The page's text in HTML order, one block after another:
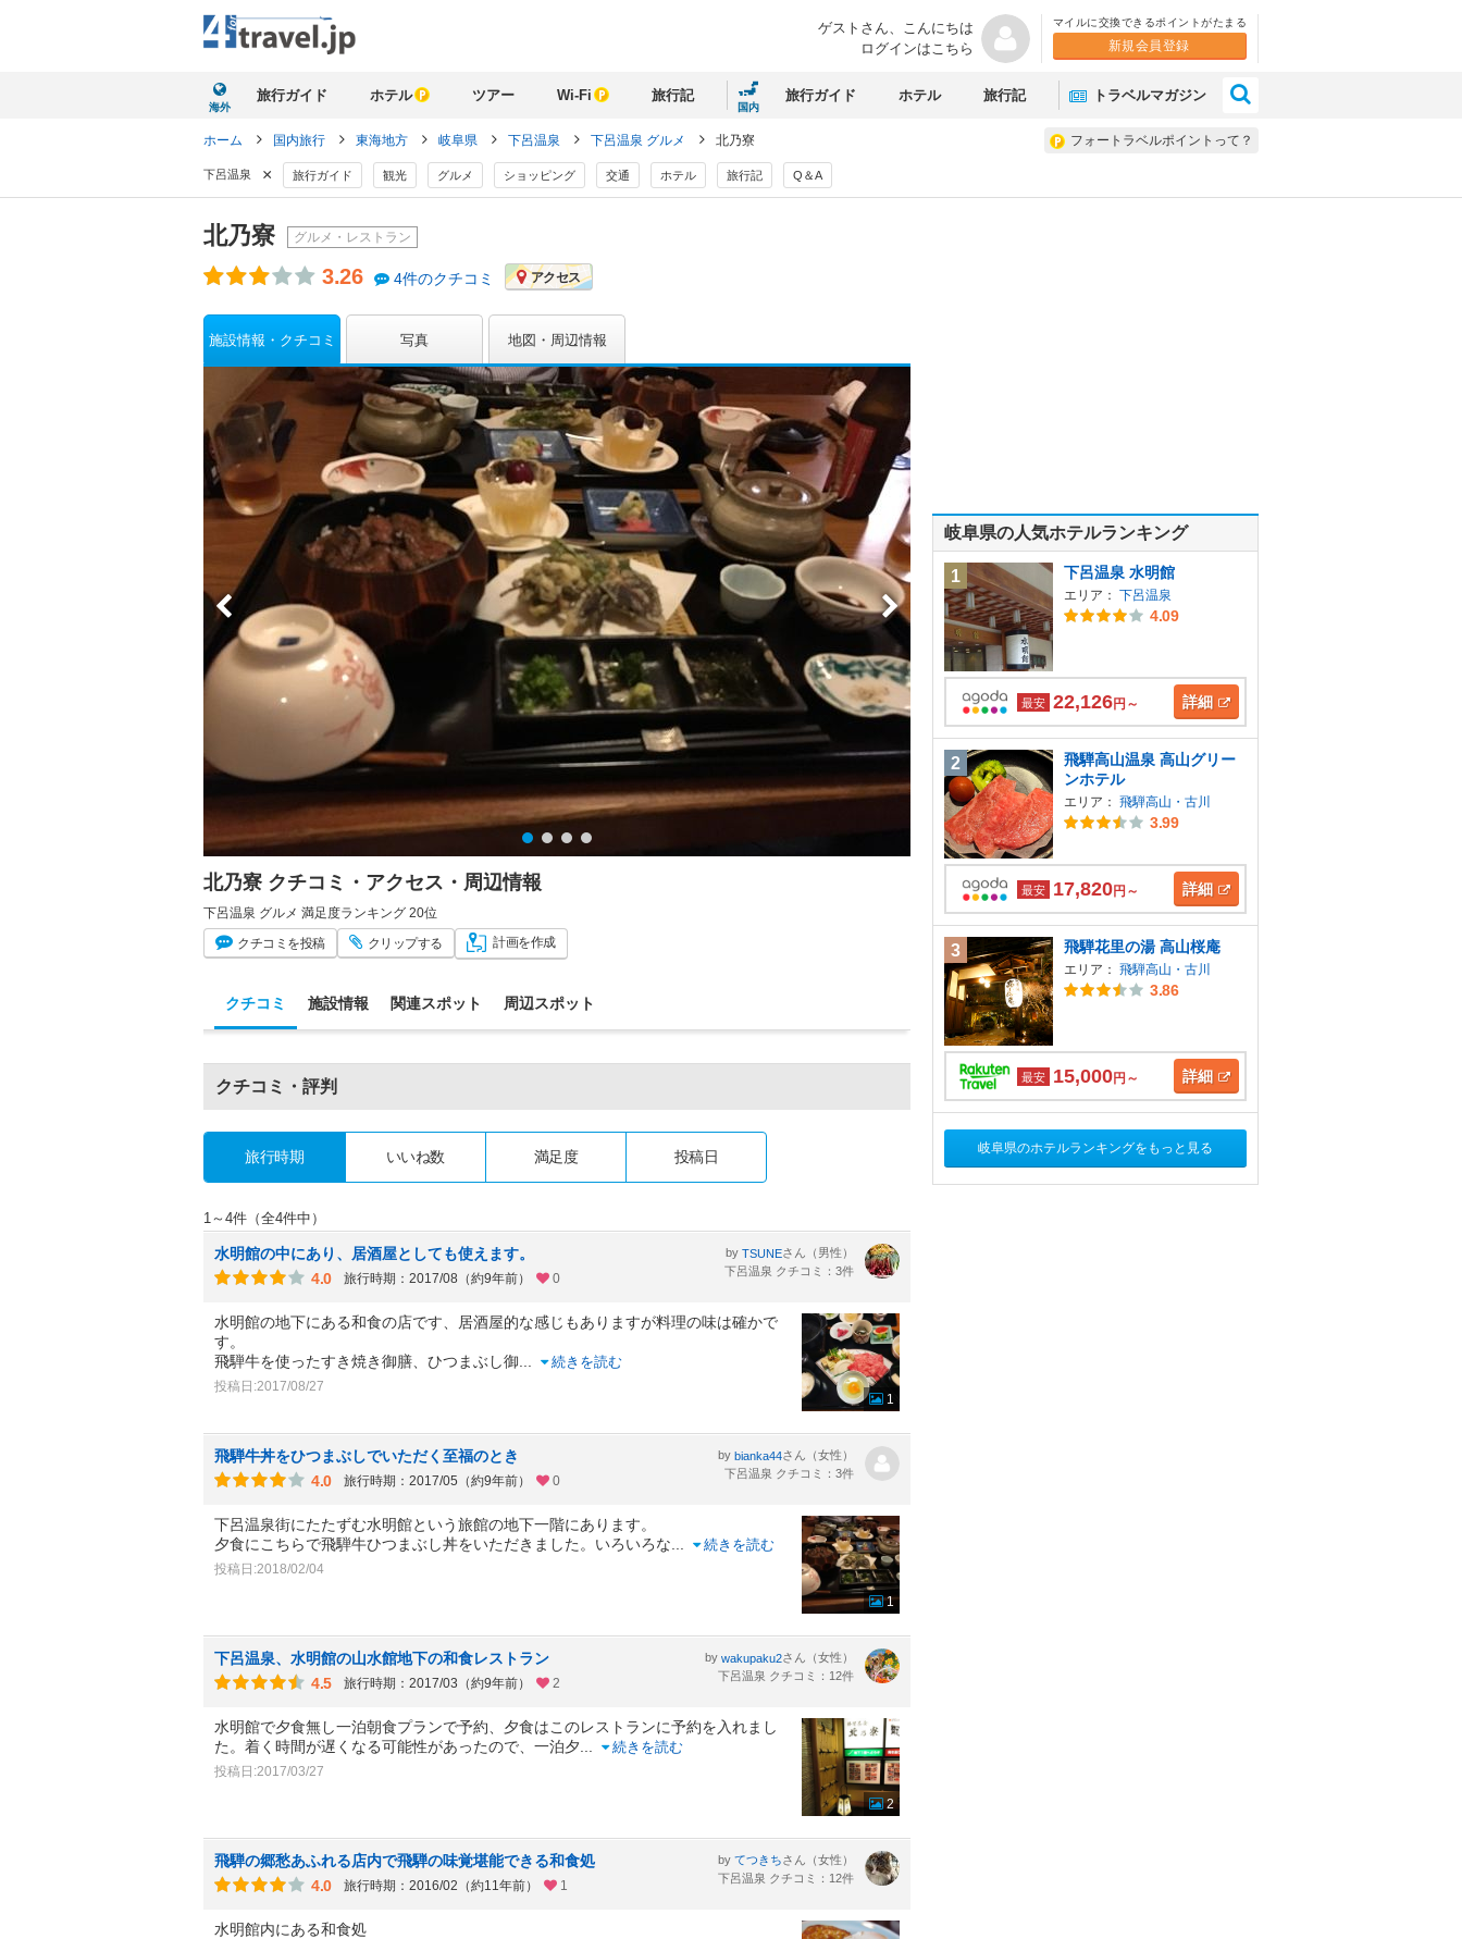
ゲストさん、 こんにちは
ログインはこちら
マイルに交換できるポイントがたまる
新規会員登録
海外
旅行ガイド ホテル ツアー Wi-Fi 旅行記
国内
旅行ガイド ホテル 旅行記 トラベルマガジン
フォートラベルポイントって？
ホーム 国内旅行 東海地方 岐阜県 下呂温泉 下呂温泉 グルメ 北乃寮
下呂温泉 × 旅行ガイド 観光 グルメ ショッピング 交通 ホテル 旅行記 Q＆A
北乃寮 グルメ・レストラン
3.26 4件のクチコミ アクセス
施設情報・クチコミ 写真 地図・周辺情報
北乃寮 クチコミ・アクセス・周辺情報
下呂温泉 グルメ 満足度ランキング 20位
クチコミ を投稿 クリップする 計画を作成
クチコミ 施設情報 関連スポット 周辺スポット
クチコミ・評判
旅行時期 いいね数 満足度 投稿日
1～4件（全4件中）
水明館の中にあり、居酒屋としても使えます。
4.0
旅行時期：2017/08（約9年前） 0
by TSUNEさん（男性）
下呂温泉 クチコミ：3件
水明館の地下にある和食の店です、居酒屋的な感じもありますが料理の味は確かで
す。
飛騨牛を使ったすき焼き御膳、ひつまぶし御
続きを読む
投稿日:2017/08/27
1
飛騨牛丼をひつまぶしでいただく至福のとき
4.0
旅行時期：2017/05（約9年前） 0
by bianka44さん（女性）
下呂温泉 クチコミ：3件
下呂温泉街にたたずむ水明館という旅館の地下一階にあります。
夕食にこちらで飛騨牛ひつまぶし丼をいただきました。いろいろな
続きを読む
投稿日:2018/02/04
1
下呂温泉、水明館の山水館地下の和食レストラン
4.5
旅行時期：2017/03（約9年前） 2
by wakupaku2さん（女性）
下呂温泉 クチコミ：12件
水明館で夕食無し一泊朝食プランで予約、夕食はこのレストランに予約を入れまし
た。着く時間が遅くなる可能性があったので、一泊夕
続きを読む
投稿日:2017/03/27
2
飛騨の郷愁あふれる店内で飛騨の味覚堪能できる和食処
4.0
旅行時期：2016/02（約11年前） 1
by てつきちさん（女性）
下呂温泉 クチコミ：12件
水明館内にある和食処
岐阜県の人気ホテルランキング
1 下呂温泉 水明館
エリア： 下呂温泉
4.09
最安 22,126円～ 詳細
2
飛騨高山温泉 高山グリー
ンホテル
エリア： 飛騨高山・古川
3.99
最安 17,820円～ 詳細
3 飛騨花里の湯 高山桜庵
エリア： 飛騨高山・古川
3.86
最安 15,000円～ 詳細
岐阜県のホテルランキングをもっと見る